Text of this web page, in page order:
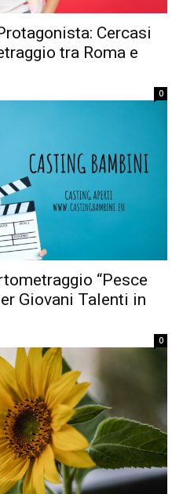
Cercasi
tra Roma e
0
“Pesce
Giovani Talenti in
0